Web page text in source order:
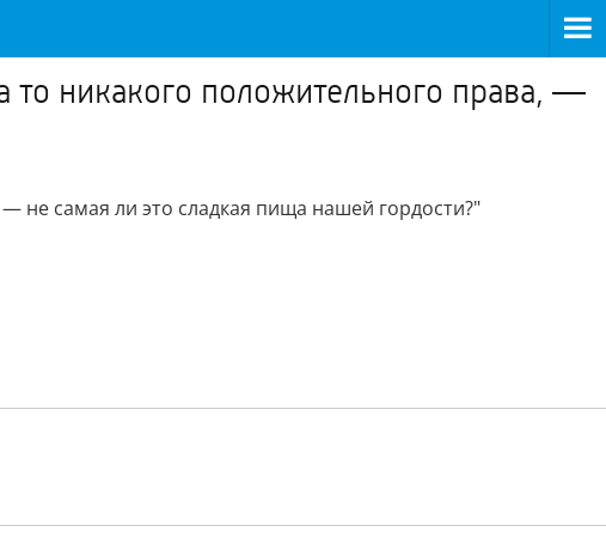
никакого положительного права, —
не самая ли это сладкая пища нашей гордости?"